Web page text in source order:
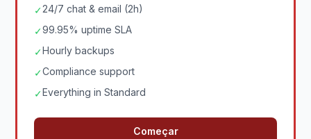
✓24/7 chat & email (2h)
✓99.95% uptime SLA
✓Hourly backups
✓Compliance support
✓Everything in Standard
Começar